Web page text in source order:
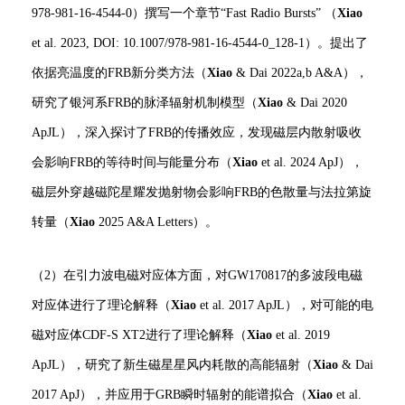
978-981-16-4544-0）撰写一个章节“Fast Radio Bursts” （Xiao
et al. 2023, DOI: 10.1007/978-981-16-4544-0_128-1）。提出了
依据亮温度的FRB新分类方法（Xiao & Dai 2022a,b A&A），
研究了银河系FRB的脉泽辐射机制模型（Xiao & Dai 2020
ApJL），深入探讨了FRB的传播效应，发现磁层内散射吸收
会影响FRB的等待时间与能量分布（Xiao et al. 2024 ApJ），
磁层外穿越磁陀星耀发抛射物会影响FRB的色散量与法拉第旋
转量（Xiao 2025 A&A Letters）。
（2）在引力波电磁对应体方面，对GW170817的多波段电磁
对应体进行了理论解释（Xiao et al. 2017 ApJL），对可能的电
磁对应体CDF-S XT2进行了理论解释（Xiao et al. 2019
ApJL），研究了新生磁星星风内耗散的高能辐射（Xiao & Dai
2017 ApJ），并应用于GRB瞬时辐射的能谱拟合（Xiao et al.